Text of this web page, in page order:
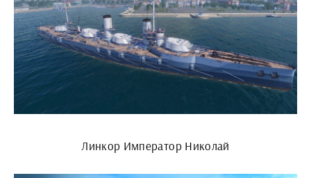
Линкор Император Николай